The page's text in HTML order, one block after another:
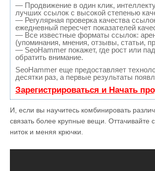
— Продвижение в один клик,
лучших ссылок с высокой степенью
— Регулярная проверка качества
ежедневный пересчет показателей
— Все известные форматы ссылок:
(упоминания, мнения, отзывы, статьи,
— SeoHammer покажет, где рост или
обратить внимание.
SeoHammer еще предоставляет
десятки раз, а первые результаты
Зарегистрироваться и Начать
И, если вы научитесь комбинировать
связать более крупные вещи. Оттачивайте
ниток и меняя крючки.